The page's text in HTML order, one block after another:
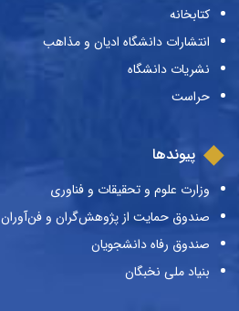
کتابخانه
انتشارات دانشگاه ادیان و مذاهب
نشریات دانشگاه
حراست
پیوندها
وزارت علوم و تحقیقات و فناوری
صندوق حمایت از پژوهش‌گران و فن‌آوران
صندوق رفاه دانشجویان
بنیاد ملی نخبگان